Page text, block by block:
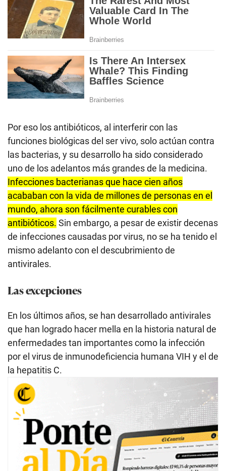
Por eso los antibióticos, al interferir con las
funciones biológicas del ser vivo, solo actúan contra
las bacterias, y su desarrollo ha sido considerado
uno de los adelantos más grandes de la medicina.
Infecciones bacterianas que hace cien años
acababan con la vida de millones de personas en el
mundo, ahora son fácilmente curables con
antibióticos. Sin embargo, a pesar de existir decenas
de infecciones causadas por virus, no se ha tenido el
mismo adelanto con el descubrimiento de
antivirales.
Las excepciones
En los últimos años, se han desarrollado antivirales
que han logrado hacer mella en la historia natural de
enfermedades tan importantes como la infección
por el virus de inmunodeficiencia humana VIH y el de
la hepatitis C.